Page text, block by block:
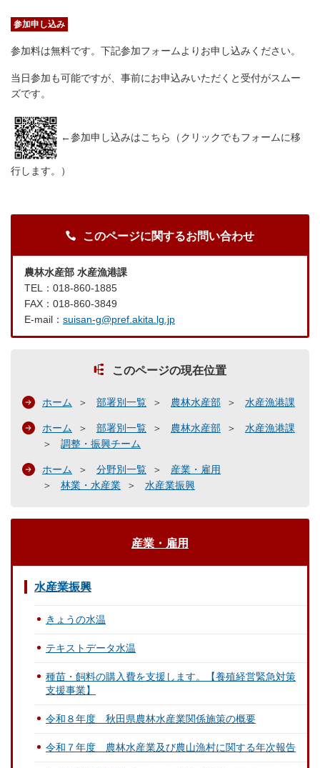
参加申し込み
参加料は無料です。下記参加フォームよりお申し込みください。
当日参加も可能ですが、事前にお申込みいただくと受付がスムー
ズです。
←参加申し込みはこちら（クリックでもフォームに移
行します。）
このページに関するお問い合わせ
農林水産部 水産漁港課
TEL：018-860-1885
FAX：018-860-3849
E-mail： suisan-g@pref.akita.lg.jp
このページの現在位置
ホーム 部署別一覧 農林水産部 水産漁港課
ホーム 部署別一覧 農林水産部
水産漁港課
調整・振興チーム
ホーム 分野別一覧
産業・雇用
林業・水産業
水産業振興
産業・雇用
水産業振興
きょうの水温
テキストデータ水温
種苗・飼料の購入費を支援します。【養殖経営緊急対策
支援事業】
令和８年度 秋田県農林水産業関係施策の概要
令和７年度 農林水産業及び農山漁村に関する年次報告